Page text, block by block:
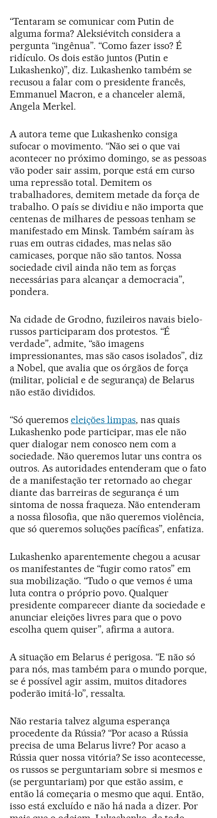
“Tentaram se comunicar com Putin de
alguma forma? Aleksiévitch considera a
pergunta “ingênua”. “Como fazer isso? É
ridículo. Os dois estão juntos (Putin e
Lukashenko)”, diz. Lukashenko também se
recusou a falar com o presidente francês,
Emmanuel Macron, e a chanceler alemã,
Angela Merkel.
A autora teme que Lukashenko consiga
sufocar o movimento. “Não sei o que vai
acontecer no próximo domingo, se as pessoas
vão poder sair assim, porque está em curso
uma repressão total. Demitem os
trabalhadores, demitem metade da força de
trabalho. O país se dividiu e não importa que
centenas de milhares de pessoas tenham se
manifestado em Minsk. Também saíram às
ruas em outras cidades, mas nelas são
camicases, porque não são tantos. Nossa
sociedade civil ainda não tem as forças
necessárias para alcançar a democracia”,
pondera.
Na cidade de Grodno, fuzileiros navais bielo-
russos participaram dos protestos. “É
verdade”, admite, “são imagens
impressionantes, mas são casos isolados”, diz
a Nobel, que avalia que os órgãos de força
(militar, policial e de segurança) de Belarus
não estão divididos.
“Só queremos eleições limpas, nas quais
Lukashenko pode participar, mas ele não
quer dialogar nem conosco nem com a
sociedade. Não queremos lutar uns contra os
outros. As autoridades entenderam que o fato
de a manifestação ter retornado ao chegar
diante das barreiras de segurança é um
sintoma de nossa fraqueza. Não entenderam
a nossa filosofia, que não queremos violência,
que só queremos soluções pacíficas”, enfatiza.
Lukashenko aparentemente chegou a acusar
os manifestantes de “fugir como ratos” em
sua mobilização. “Tudo o que vemos é uma
luta contra o próprio povo. Qualquer
presidente comparecer diante da sociedade e
anunciar eleições livres para que o povo
escolha quem quiser”, afirma a autora.
A situação em Belarus é perigosa. “E não só
para nós, mas também para o mundo porque,
se é possível agir assim, muitos ditadores
poderão imitá-lo”, ressalta.
Não restaria talvez alguma esperança
procedente da Rússia? “Por acaso a Rússia
precisa de uma Belarus livre? Por acaso a
Rússia quer nossa vitória? Se isso acontecesse,
os russos se perguntariam sobre si mesmos e
(se perguntariam) por que estão assim, e
então lá começaria o mesmo que aqui. Então,
isso está excluído e não há nada a dizer. Por